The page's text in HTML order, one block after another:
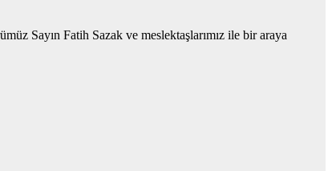
Sayın Fatih Sazak ve meslektaşlarımız ile bir araya